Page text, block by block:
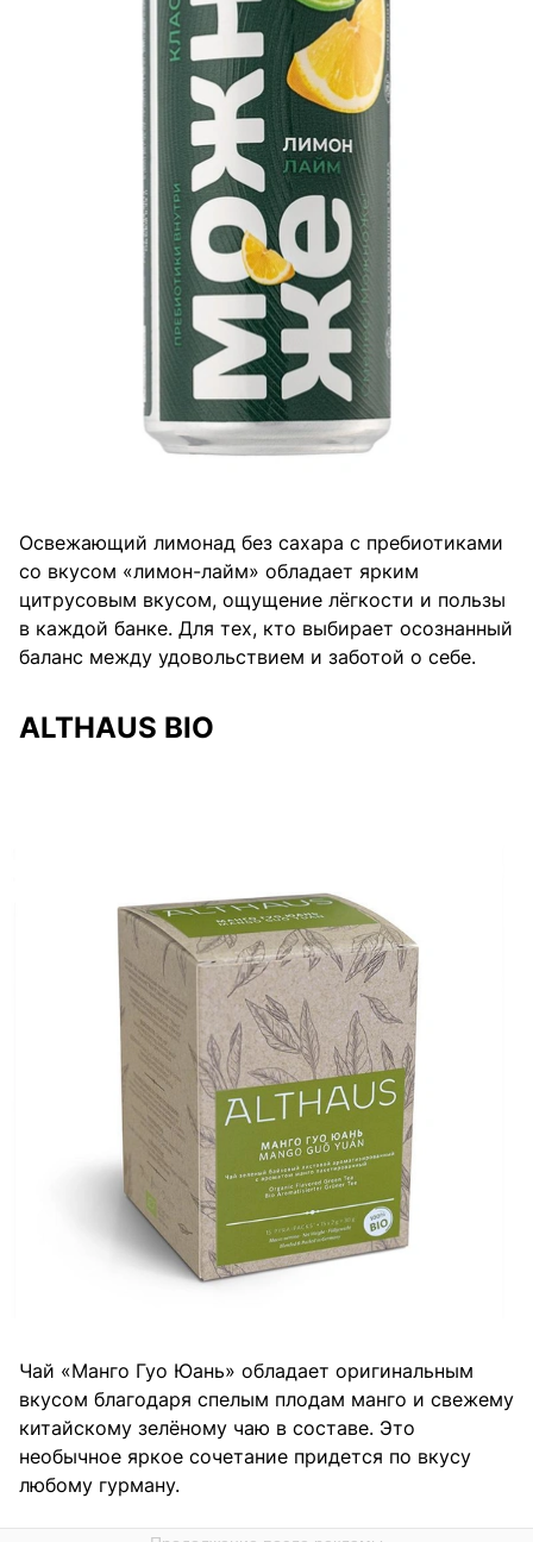
Освежающий лимонад без сахара с пребиотиками
со вкусом «лимон-лайм» обладает ярким
цитрусовым вкусом, ощущение лёгкости и пользы
в каждой банке. Для тех, кто выбирает осознанный
баланс между удовольствием и заботой о себе.
ALTHAUS BIO
Чай «Манго Гуо Юань» обладает оригинальным
вкусом благодаря спелым плодам манго и свежему
китайскому зелёному чаю в составе. Это
необычное яркое сочетание придется по вкусу
любому гурману.